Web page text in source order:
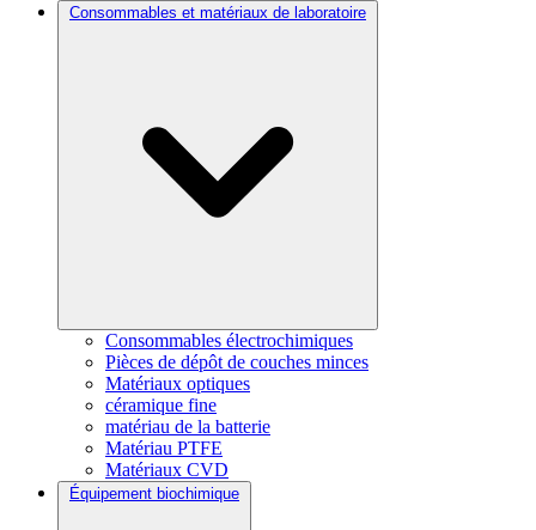
Consommables et matériaux de laboratoire
Consommables électrochimiques
Pièces de dépôt de couches minces
Matériaux optiques
céramique fine
matériau de la batterie
Matériau PTFE
Matériaux CVD
Équipement biochimique